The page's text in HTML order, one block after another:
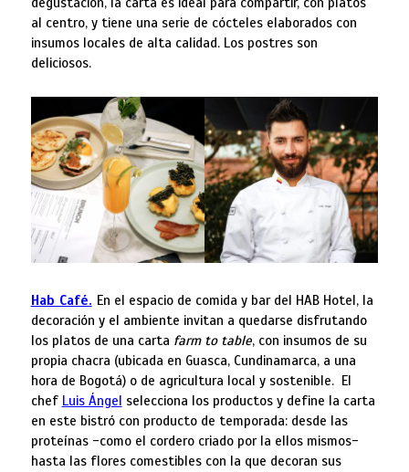
al centro, y tiene una serie de cócteles elaborados con
insumos locales de alta calidad. Los postres son
deliciosos.
Hab Café. En el espacio de comida y bar del HAB Hotel, la
decoración y el ambiente invitan a quedarse disfrutando
los platos de una carta farm to table, con insumos de su
propia chacra (ubicada en Guasca, Cundinamarca, a una
hora de Bogotá) o de agricultura local y sostenible. El
chef Luis Ángel selecciona los productos y define la carta
en este bistró con producto de temporada: desde las
proteínas -como el cordero criado por la ellos mismos-
hasta las flores comestibles con la que decoran sus